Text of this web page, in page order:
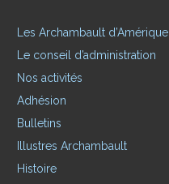
Les Archambault d’Amérique
Le conseil d’administration
Nos activités
Adhésion
Bulletins
Illustres Archambault
Histoire